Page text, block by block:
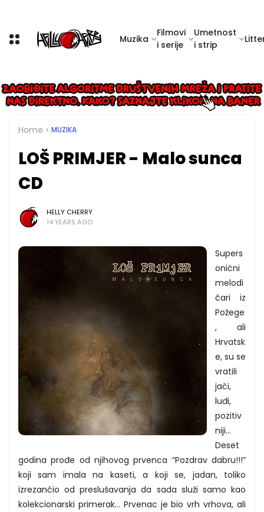
Muzika
Filmovi
i serije
Umetnost
i strip
Home MUZIKA
LOŠ PRIMJER - Malo sunca
CD
HELLY CHERRY
14 YEARS AGO
Supers
onični
melodi
čari iz
Požege
, ali
Hrvatsk
e, su se
vratili
jači,
luđi,
pozitiv
niji…
Deset
godina prođe od njihovog prvenca “Pozdrav dabru!!!”
koji sam imala na kaseti, a koji se, jadan, toliko
izrezančio od preslušavanja da sada služi samo kao
kolekcionarski primerak… Prvenac je bio vrh vrhova, ali